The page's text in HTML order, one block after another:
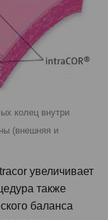
колец внутри
(внешняя и
увеличивает
также
баланса